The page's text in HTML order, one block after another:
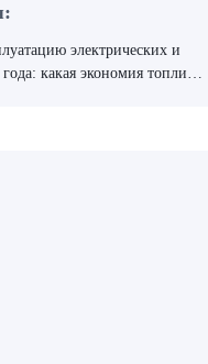
электрических и
какая экономия топлива